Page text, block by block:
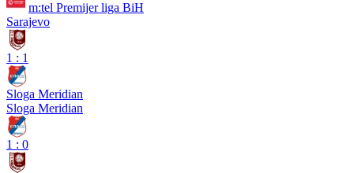
m:tel Premijer liga BiH
Sarajevo
1 : 1
Sloga Meridian
Sloga Meridian
1 : 0